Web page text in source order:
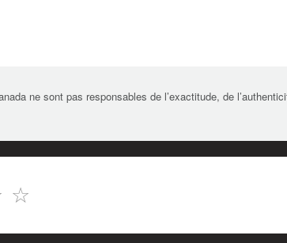
ne sont pas responsables de l’exactitude, de
☆